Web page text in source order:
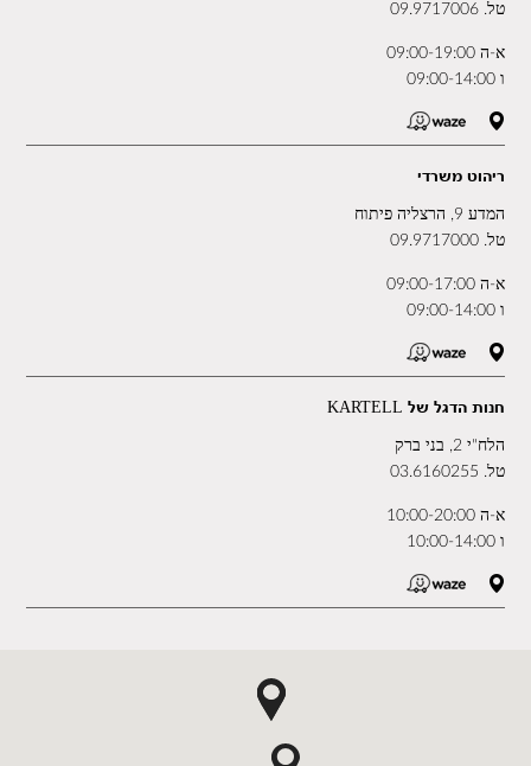
טל.09.9717006
א-ה 09:00-19:00
ו 09:00-14:00
ריהוט משרדי
המדע 9, הרצליה פיתוח
טל.09.9717000
א-ה 09:00-17:00
ו 09:00-14:00
חנות הדגל של KARTELL
הלח"י 2, בני ברק
טל. 03.6160255
א-ה 10:00-20:00
ו 10:00-14:00